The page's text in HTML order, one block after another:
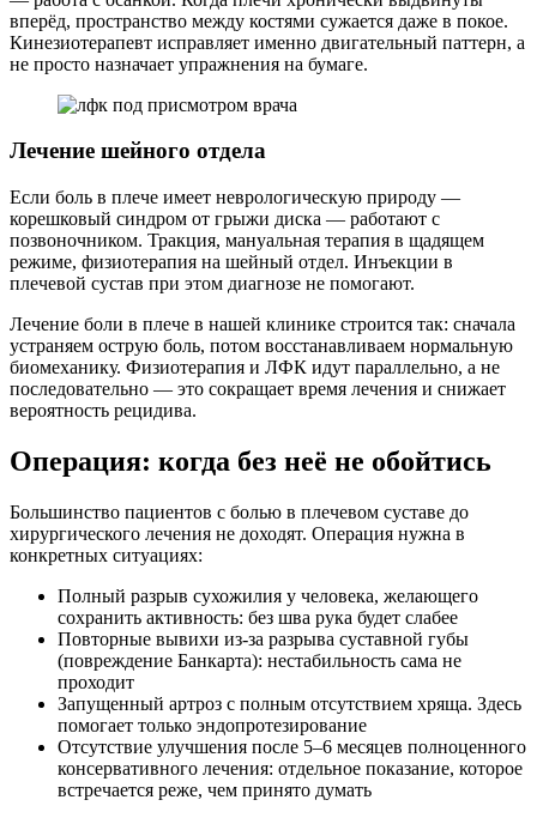
вперёд, пространство между костями сужается даже в покое.
Кинезиотерапевт исправляет именно двигательный паттерн, а
не просто назначает упражнения на бумаге.
Лечение шейного отдела
Если боль в плече имеет неврологическую природу —
корешковый синдром от грыжи диска — работают с
позвоночником. Тракция, мануальная терапия в щадящем
режиме, физиотерапия на шейный отдел. Инъекции в
плечевой сустав при этом диагнозе не помогают.
Лечение боли в плече в нашей клинике строится так: сначала
устраняем острую боль, потом восстанавливаем нормальную
биомеханику. Физиотерапия и ЛФК идут параллельно, а не
последовательно — это сокращает время лечения и снижает
вероятность рецидива.
Операция: когда без неё не обойтись
Большинство пациентов с болью в плечевом суставе до
хирургического лечения не доходят. Операция нужна в
конкретных ситуациях:
Полный разрыв сухожилия у человека, желающего
сохранить активность: без шва рука будет слабее
Повторные вывихи из-за разрыва суставной губы
(повреждение Банкарта): нестабильность сама не
проходит
Запущенный артроз с полным отсутствием хряща. Здесь
помогает только эндопротезирование
Отсутствие улучшения после 5–6 месяцев полноценного
консервативного лечения: отдельное показание, которое
встречается реже, чем принято думать